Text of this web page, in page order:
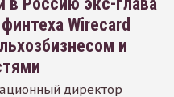
Wirecard
и
директор